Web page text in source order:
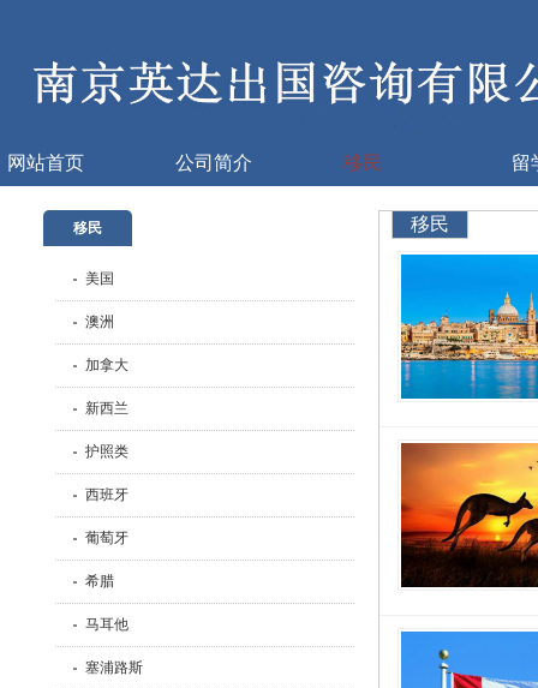
网站首页 公司简介 移民 留
移民
美国
澳洲
加拿大
新西兰
护照类
西班牙
葡萄牙
希腊
马耳他
塞浦路斯
移民